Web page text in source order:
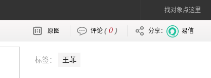
找对象点这里
原图 评论 (0 ) 分享： 易信
标签： 王菲